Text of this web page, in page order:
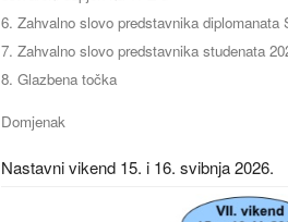
Zahvalno slovo predstavnika diplomanata
Zahvalno slovo predstavnika studenata
Glazbena točka
Domjenak
Nastavni vikend 15. i 16. svibnja 2026.